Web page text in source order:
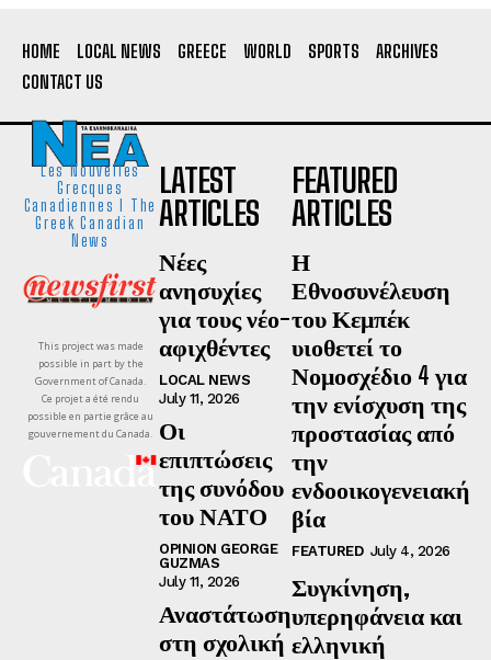
HOME LOCAL NEWS GREECE WORLD SPORTS
ARCHIVES
CONTACT US
Les Nouvelles
Grecques
Canadiennes I The
Greek Canadian
News
This project was made
possible in part by the
Government of Canada.
Ce projet a été rendu
possible en partie grâce au
gouvernement du Canada.
LATEST
ARTICLES
Νέες
ανησυχίες
για τους νέο-
αφιχθέντες
LOCAL NEWS
July 11, 2026
Οι
επιπτώσεις
της συνόδου
του ΝΑΤΟ
OPINION GEORGE
GUZMAS
July 11, 2026
Αναστάτωση
στη σχολική
FEATURED
ARTICLES
Η
Εθνοσυνέλευση
του Κεμπέκ
υιοθετεί το
Νομοσχέδιο 4 για
την ενίσχυση της
προστασίας από
την
ενδοοικογενειακή
βία
FEATURED July 4, 2026
Συγκίνηση,
υπερηφάνεια και
ελληνική